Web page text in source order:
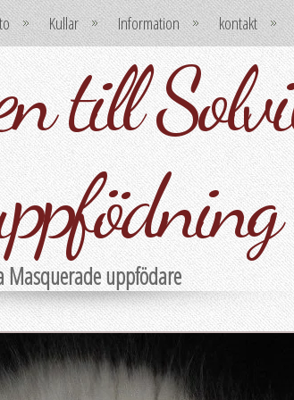
Kullar Information kontakt
till
Masquerade uppfödare